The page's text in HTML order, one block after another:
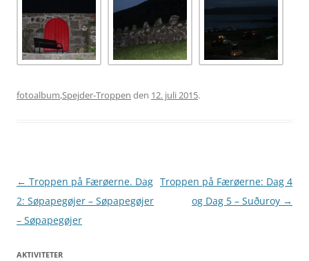
fotoalbum,Spejder-Troppen den 12. juli 2015.
Artikel
navigation
← Troppen på Færøerne. Dag
2: Søpapegøjer – Søpapegøjer
– Søpapegøjer
Troppen på Færøerne: Dag 4
og Dag 5 – Suðuroy →
AKTIVITETER